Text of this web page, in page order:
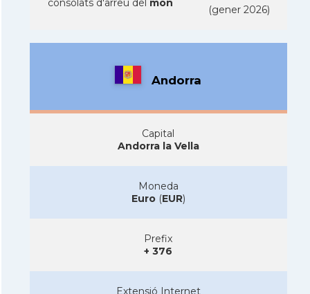
consolats d'arreu del mon
(gener 2026)
Andorra
Capital
Andorra la Vella
Moneda
Euro(EUR)
Prefix
+ 376
Extensió Internet